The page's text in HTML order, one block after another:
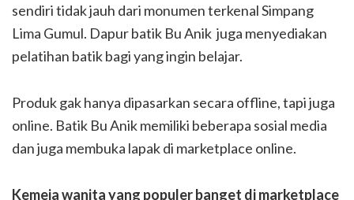
sendiri tidak jauh dari monumen terkenal Simpang
Lima Gumul. Dapur batik Bu Anik juga menyediakan
pelatihan batik bagi yang ingin belajar.
Produk gak hanya dipasarkan secara offline, tapi juga
online. Batik Bu Anik memiliki beberapa sosial media
dan juga membuka lapak di marketplace online.
Kemeja wanita yang populer banget di marketplace